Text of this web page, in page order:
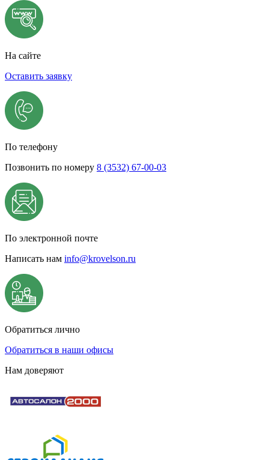
На сайте
Оставить заявку
По телефону
Позвонить по номеру 8 (3532) 67-00-03
По электронной почте
Написать нам info@krovelson.ru
Обратиться лично
Обратиться в наши офисы
Нам доверяют